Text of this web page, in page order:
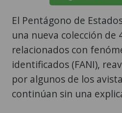
El Pentágono de
una nueva colección de
relacionados con
identificados (FANI),
por algunos de los
continúan sin una